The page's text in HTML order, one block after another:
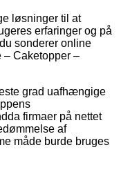
løsninger til at
erfaringer og på
sonderer online
– Caketopper –
grad uafhængige
firmaer på nettet
af
måde burde bruges